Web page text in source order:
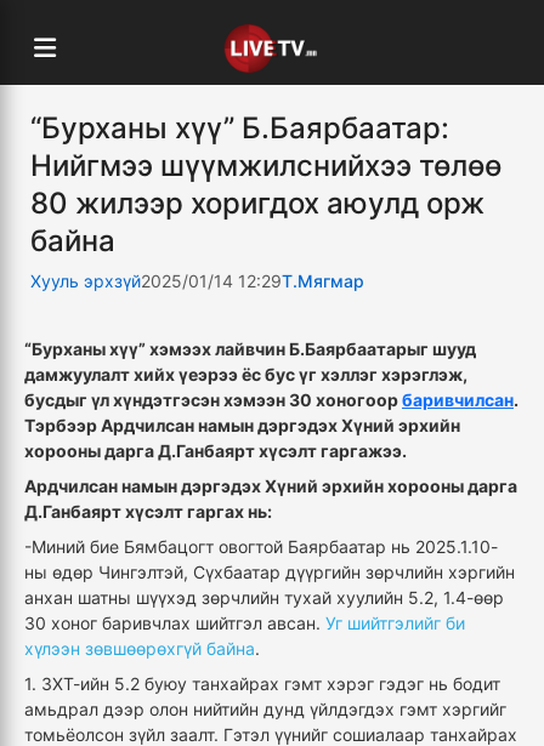
“Бурханы хүү” Б.Баярбаатар:
Нийгмээ шүүмжилснийхээ төлөө
80 жилээр хоригдох аюулд орж
байна
Хууль эрхзүй2025/01/14 12:29Т.Мягмар
“Бурханы хүү” хэмээх лайвчин Б.Баярбаатарыг шууд
дамжуулалт хийх үеэрээ ёс бус үг хэллэг хэрэглэж,
бусдыг үл хүндэтгэсэн хэмээн 30 хоногоорбаривчилсан.
Тэрбээр Ардчилсан намын дэргэдэх Хүний эрхийн
хорооны дарга Д.Ганбаярт хүсэлт гаргажээ.
Ардчилсан намын дэргэдэх Хүний эрхийн хорооны дарга
Д.Ганбаярт хүсэлт гаргах нь:
-Миний бие Бямбацогт овогтой Баярбаатар нь 2025.1.10-
ны өдөр Чингэлтэй, Сүхбаатар дүүргийн зөрчлийн хэргийн
анхан шатны шүүхэд зөрчлийн тухай хуулийн 5.2, 1.4-өөр
30 хоног баривчлах шийтгэл авсан. Уг шийтгэлийг би
хүлээн зөвшөөрөхгүй байна.
1. ЗХТ-ийн 5.2 буюу танхайрах гэмт хэрэг гэдэг нь бодит
амьдрал дээр олон нийтийн дунд үйлдэгдэх гэмт хэргийг
томьёолсон зүйл заалт. Гэтэл үүнийг сошиалаар танхайрах